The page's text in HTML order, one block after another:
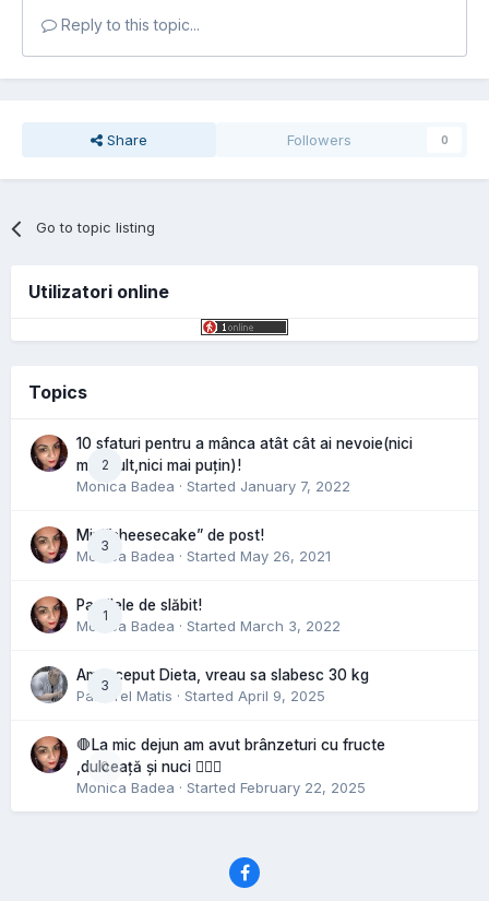
Reply to this topic...
Share Followers 0
Go to topic listing
Utilizatori online
Topics
2
10 sfaturi pentru a mânca atât cât ai nevoie(nici
mai mult,nici mai puțin)!
Monica Badea · Started January 7, 2022
3
Mini”cheesecake” de post!
Monica Badea · Started May 26, 2021
1
Pastilele de slăbit!
Monica Badea · Started March 3, 2022
3
Am inceput Dieta, vreau sa slabesc 30 kg
Pastorel Matis · Started April 9, 2025
0
🛑La mic dejun am avut brânzeturi cu fructe
,dulceață și nuci 🤷🏻‍♀️
Monica Badea · Started February 22, 2025